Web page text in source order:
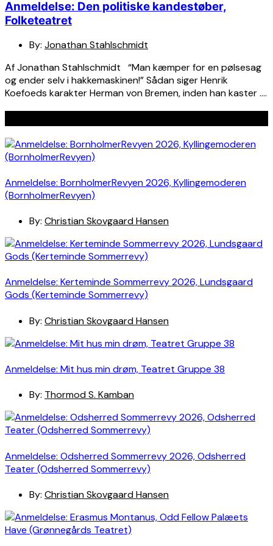
Anmeldelse: Den politiske kandestøber,
Folketeatret
By: Jonathan Stahlschmidt
Af Jonathan Stahlschmidt “Man kæmper for en pølsesag
og ender selv i hakkemaskinen!” Sådan siger Henrik
Koefoeds karakter Herman von Bremen, inden han kaster ….
Anmeldelse: BornholmerRevyen 2026, Kyllingemoderen
(BornholmerRevyen)
By: Christian Skovgaard Hansen
Anmeldelse: Kerteminde Sommerrevy 2026, Lundsgaard
Gods (Kerteminde Sommerrevy)
By: Christian Skovgaard Hansen
Anmeldelse: Mit hus min drøm, Teatret Gruppe 38
By: Thormod S. Kamban
Anmeldelse: Odsherred Sommerrevy 2026, Odsherred
Teater (Odsherred Sommerrevy)
By: Christian Skovgaard Hansen